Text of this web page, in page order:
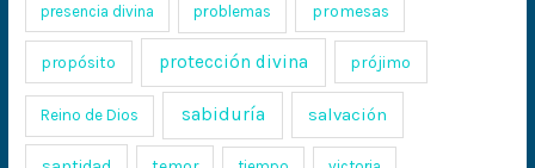
presencia divina problemas promesas
propósito protección divina prójimo
Reino de Dios sabiduría salvación